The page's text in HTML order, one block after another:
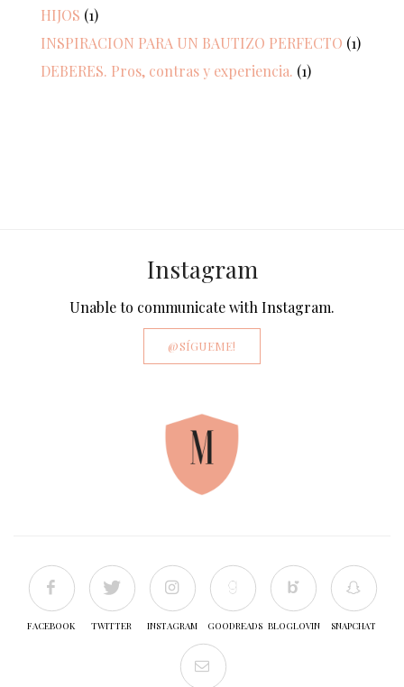
HIJOS (1)
INSPIRACION PARA UN BAUTIZO PERFECTO (1)
DEBERES. Pros, contras y experiencia. (1)
Instagram
Unable to communicate with Instagram.
@SÍGUEME!
FACEBOOK TWITTER INSTAGRAM GOODREADS BLOGLOVIN SNAPCHAT